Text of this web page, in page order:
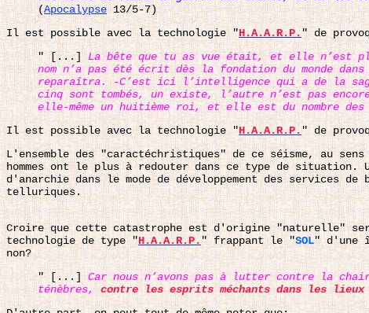
(Apocalypse 13/5-7)
Il est possible avec la technologie "H.A.A.R.P. " de
" [...] La bête que tu as vue était, et elle n’est
nom n’a pas été écrit dès la fondation du monde
reparaîtra. -C’est ici l’intelligence qui a de la
cinq sont tombés, un existe, l’autre n’est pas
elle-même un huitième roi, et elle est du nombre
Il est possible avec la technologie "H.A.A.R.P. " de
L'ensemble des "caractéchristiques" de ce séisme, au
hommes ont le plus à redouter dans ce type de situation.
d'anarchie dans le mode de développement des services
telluriques.
Croire que cette catastrophe est d'origine "naturelle"
technologie de type "H.A.A.R.P. " frappant le "SOL" d'une
non?
" [...] Car nous n’avons pas à lutter contre la
ténèbres, contre les esprits méchants dans les lieux